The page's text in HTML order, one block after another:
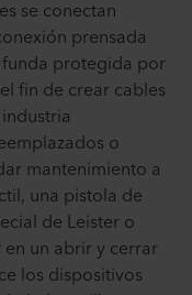
se conectan
prensada
protegida por
fin de crear cables
o
mantenimiento a
una pistola de
de Leister o
un abrir y cerrar
los dispositivos